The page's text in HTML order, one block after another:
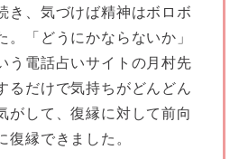
き、気づけば精神はボロボ
。「どうにかならないか」
う電話占いサイトの月村先
るだけで気持ちがどんどん
がして、復縁に対して前向
復縁できました。